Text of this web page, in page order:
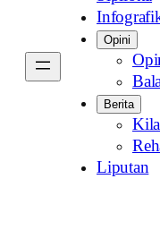
Opini
Berita
Liputan